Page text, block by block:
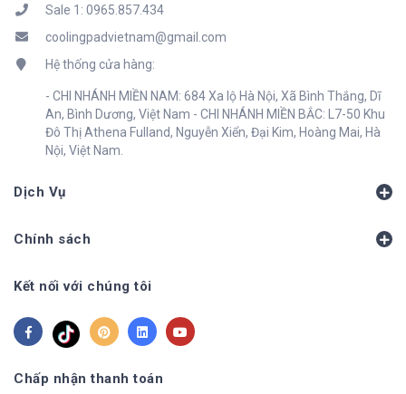
Sale 1: 0965.857.434
coolingpadvietnam@gmail.com
Hệ thống cửa hàng:
- CHI NHÁNH MIỀN NAM: 684 Xa lộ Hà Nội, Xã Bình Thắng, Dĩ
An, Bình Dương, Việt Nam - CHI NHÁNH MIỀN BẮC: L7-50 Khu
Đô Thị Athena Fulland, Nguyễn Xiển, Đại Kim, Hoàng Mai, Hà
Nội, Việt Nam.
Dịch Vụ
Chính sách
Kết nối với chúng tôi
Chấp nhận thanh toán